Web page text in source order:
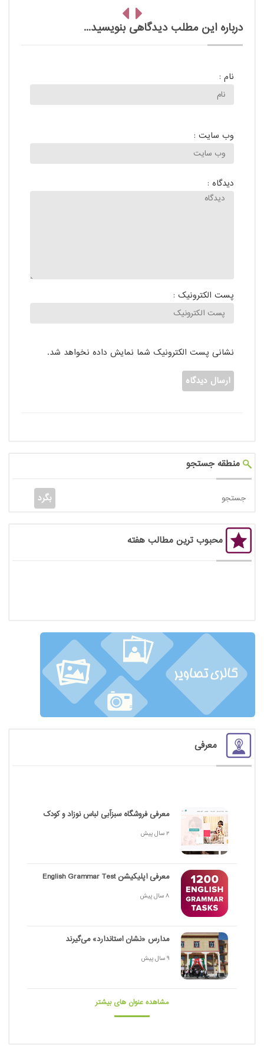
درباره این مطلب دیدگاهی بنویسید...
نام :
وب سایت :
دیدگاه :
پست الکترونیک :
نشانی پست الکترونیک شما نمایش داده نخواهد شد.
منطقه جستجو
محبوب ترین مطالب هفته
معرفی
معرفی فروشگاه سبزآبی لباس نوزاد و کودک
2 سال پیش
معرفی اپلیکیشن English Grammar Test
8 سال پیش
مدارس «نشان استاندارد» می‌گیرند
9 سال پیش
مشاهده عنوان های بیشتر